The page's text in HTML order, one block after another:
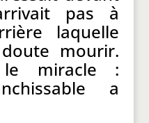
pas à
laquelle
mourir.
le miracle :
a